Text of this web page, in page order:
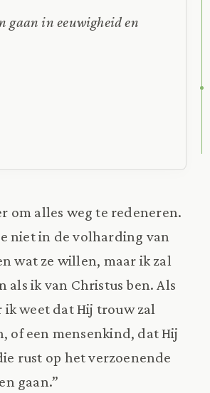
gaan in eeuwigheid en
om alles weg te redeneren.
niet in de volharding van
wat ze willen, maar ik zal
ik van Christus ben. Als
weet dat Hij trouw zal
of een mensenkind, dat Hij
rust op het verzoenende
gaan.”